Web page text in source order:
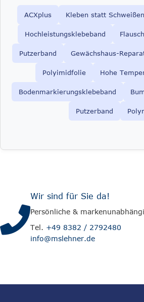
ACXplus Kleben statt Schweißen
Hochleistungsklebeband
Putzerband Gewächshaus-
Polyimidfolie Hohe
Bodenmarkierungsklebeband
Putzerband
Wir sind für Sie da!
Persönliche &
Tel. +49 8382 / 2792480
info@mslehner.de